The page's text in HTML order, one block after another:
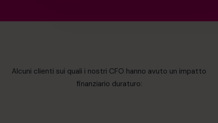
Alcuni clienti sui quali i nostri CFO hanno avuto un impatto
finanziario duraturo: